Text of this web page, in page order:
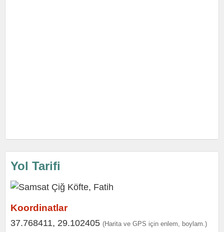
Yol Tarifi
Koordinatlar
37.768411, 29.102405 (Harita ve GPS için enlem, boylam.)